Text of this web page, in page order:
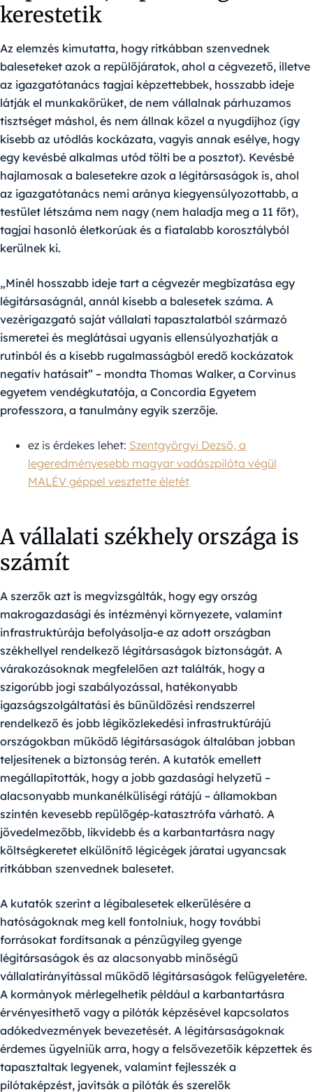
kerestetik
Az elemzés kimutatta, hogy ritkábban szenvednek
baleseteket azok a repülőjáratok, ahol a cégvezető, illetve
az igazgatótanács tagjai képzettebbek, hosszabb ideje
látják el munkakörüket, de nem vállalnak párhuzamos
tisztséget máshol, és nem állnak közel a nyugdíjhoz (így
kisebb az utódlás kockázata, vagyis annak esélye, hogy
egy kevésbé alkalmas utód tölti be a posztot). Kevésbé
hajlamosak a balesetekre azok a légitársaságok is, ahol
az igazgatótanács nemi aránya kiegyensúlyozottabb, a
testület létszáma nem nagy (nem haladja meg a 11 főt),
tagjai hasonló életkorúak és a fiatalabb korosztályból
kerülnek ki.
„Minél hosszabb ideje tart a cégvezér megbízatása egy
légitársaságnál, annál kisebb a balesetek száma. A
vezérigazgató saját vállalati tapasztalatból származó
ismeretei és meglátásai ugyanis ellensúlyozhatják a
rutinból és a kisebb rugalmasságból eredő kockázatok
negatív hatásait” – mondta Thomas Walker, a Corvinus
egyetem vendégkutatója, a Concordia Egyetem
professzora, a tanulmány egyik szerzője.
ez is érdekes lehet: Szentgyörgyi Dezső, a
legeredményesebb magyar vadászpilóta végül
MALÉV géppel vesztette életét
A vállalati székhely országa is
számít
A szerzők azt is megvizsgálták, hogy egy ország
makrogazdasági és intézményi környezete, valamint
infrastruktúrája befolyásolja-e az adott országban
székhellyel rendelkező légitársaságok biztonságát. A
várakozásoknak megfelelően azt találták, hogy a
szigorúbb jogi szabályozással, hatékonyabb
igazságszolgáltatási és bűnüldözési rendszerrel
rendelkező és jobb légiközlekedési infrastruktúrájú
országokban működő légitársaságok általában jobban
teljesítenek a biztonság terén. A kutatók emellett
megállapították, hogy a jobb gazdasági helyzetű –
alacsonyabb munkanélküliségi rátájú – államokban
szintén kevesebb repülőgép-katasztrófa várható. A
jövedelmezőbb, likvidebb és a karbantartásra nagy
költségkeretet elkülönítő légicégek járatai ugyancsak
ritkábban szenvednek balesetet.
A kutatók szerint a légibalesetek elkerülésére a
hatóságoknak meg kell fontolniuk, hogy további
forrásokat fordítsanak a pénzügyileg gyenge
légitársaságok és az alacsonyabb minőségű
vállalatirányítással működő légitársaságok felügyeletére.
A kormányok mérlegelhetik például a karbantartásra
érvényesíthető vagy a pilóták képzésével kapcsolatos
adókedvezmények bevezetését. A légitársaságoknak
érdemes ügyelniük arra, hogy a felsővezetőik képzettek és
tapasztaltak legyenek, valamint fejlesszék a
pilótaképzést, javítsák a pilóták és szerelők